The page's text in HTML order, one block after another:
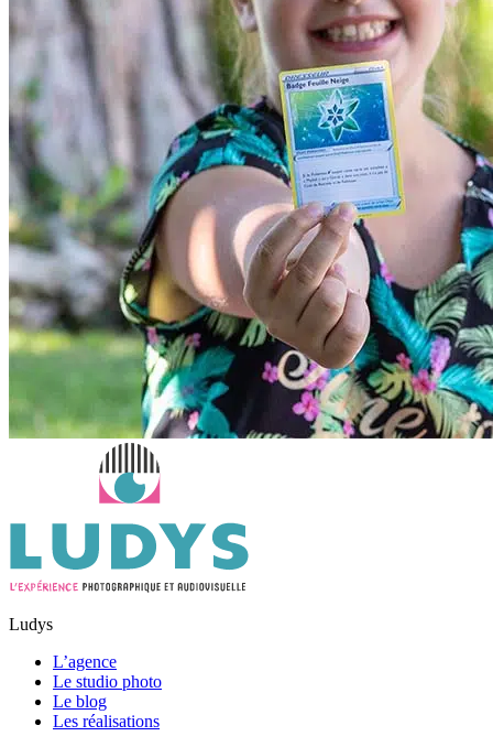
Ludys
L’agence
Le studio photo
Le blog
Les réalisations